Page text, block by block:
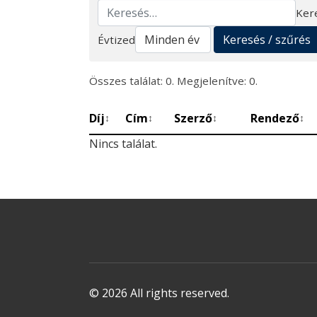
Keresés
Évtized
Keresés / szűrés
Összes találat: 0. Megjelenítve: 0.
Díj↕ Cím↕ Szerző↕ Rendező↕
Nincs találat.
© 2026 All rights reserved.